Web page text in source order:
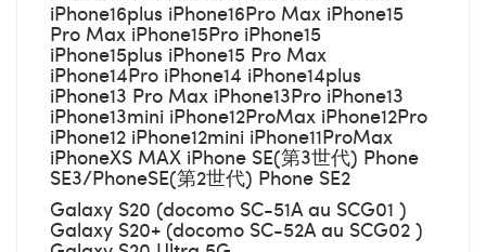
iPhone16plus iPhone16Pro Max iPhone15
Pro Max iPhone15Pro iPhone15
iPhone15plus iPhone15 Pro Max
iPhone14Pro iPhone14 iPhone14plus
iPhone13 Pro Max iPhone13Pro iPhone13
iPhone13mini iPhone12ProMax iPhone12Pro
iPhone12 iPhone12mini iPhone11ProMax
iPhoneXS MAX iPhone SE(第3世代) Phone
SE3/PhoneSE(第2世代) Phone SE2
Galaxy S20 (docomo SC-51A au SCG01 )
Galaxy S20+ (docomo SC-52A au SCG02 )